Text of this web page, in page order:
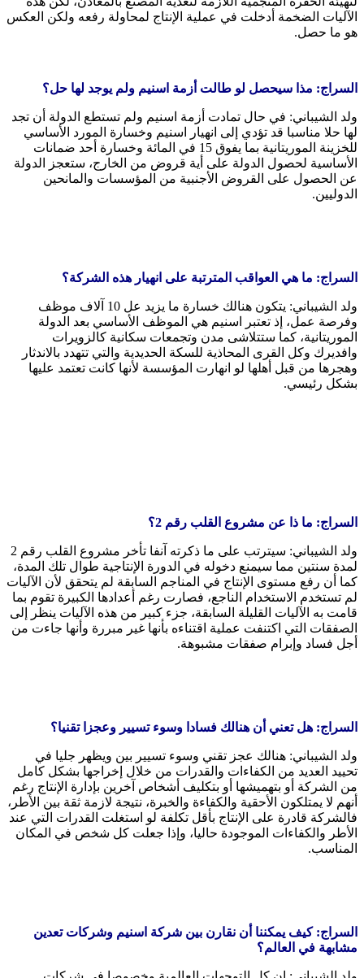
الآليات الضخمة أدخلت في عملية الإنتاج لمحاولة رفعه ولكن العكس
هو ما حصل.
السراج: مذا سيحصل لو طالت أزمة اسنيم ولم يوجد لها حل؟
ولد الشيباني: في حال تمادت أزمة اسنيم ولم تستطع الدولة أن تجد
لها حلا مناسبا قد تؤدي إلى انهيار اسنيم وخسارة المورد الأساسي
للخزينة الموريتانية بما يفوق 15 في المائة وخسارة أحد ضمانات
الأساسية لحصول الدولة على أية قروض من الخارج، ستعجز الدولة
عن الحصول على القروض الأجنبية من المؤسسات والمانحين
الدوليين.
السراج: ما هي العواقب المترتبة على انهيار هذه الشركة؟
ولد الشيباني: يتكون هنالك خسارة ما يزيد عل 10 آلاف موظف
وفرصة عمل، إذ تعتبر اسنيم هي الموظف الأساسي بعد الدولة
الموريتانية، كما ستتلاشى مدن وتجمعات سكانية كالزويرات
وافديرك وكل القرى المحاذية للسكة الحديدية والتي تتهدد بالاندثار
وهجرها من قبل أهلها لو انهارت المؤسسة لأنها كانت تعتمد عليها
بشكل رئيسي.
السراج: ما ذا عن مشروع القلب رقم 2؟
ولد الشيباني: سيترتب على ما ذكرته آنفا تأخر مشروع القلب رقم 2
لمدة سنتين مما سيمنع دخوله في الدورة الإنتاجية طوال تلك المدة،
كما أن رفع مستوى الإنتاج في المناجم السابقة لم يتحقق لأن الآليات
لم تستخدم الاستخدام الناجع، فصارت رغم أعدادها الكبيرة تقوم بما
قامت به الآليات القليلة السابقة، جزء كبير من هذه الآليات ينظر إلى
الصفقات التي اكتنفت عملية اقتناءه بأنها غير مبررة وأنها جاءت من
أجل فساد وإبرام صفقات مشبوهة.
السراج: هل تعني أن هنالك فسادا وسوء تسيير وعجزا تقنيا؟
ولد الشيباني: هنالك عجز تقني وسوء تسيير بين ويظهر جليا في
تحييد العديد من الكفاءات والقدرات من خلال إخراجها بشكل كامل
من الشركة أو بتهميشها أو بتكليف أشخاص آخرين بإدارة الإنتاج رغم
أنهم لا يمتلكون الأحقية والكفاءة والخبرة، نتيجة لازمة ثقة بين الأطر،
فالشركة قادرة على الإنتاج بأقل تكلفة لو استغلت القدرات التي عند
الأطر والكفاءات الموجودة حاليا، وإذا جعلت كل شخص في المكان
المناسب.
السراج: كيف يمكننا أن نقارن بين شركة اسنيم وشركات تعدين
مشابهة في العالم؟